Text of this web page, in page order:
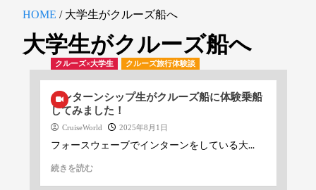
HOME / 大学生がクルーズ船へ
大学生がクルーズ船へ
クルーズ×大学生 クルーズ旅行体験談
インターンシップ生がクルーズ船に体験乗船
してみました！
CruiseWorld 2025年8月1日
フォースウェーブでインターンをしている大...
続きを読む